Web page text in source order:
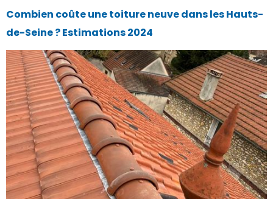
Combien coûte une toiture neuve dans les Hauts-
de-Seine ? Estimations 2024